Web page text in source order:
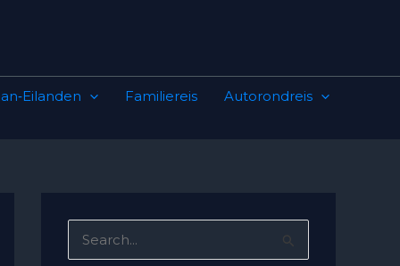
Familiereis
Autorondreis